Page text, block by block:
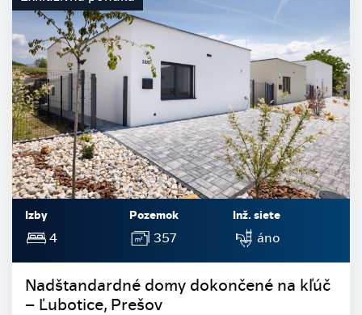
Izby
4
Pozemok
357
Inž. siete
áno
Nadštandardné domy dokončené na kľúč
– Ľubotice, Prešov